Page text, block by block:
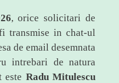
, orice solicitari de
in chat-ul
de email desemnata
intrebari de natura
este Radu Mitulescu